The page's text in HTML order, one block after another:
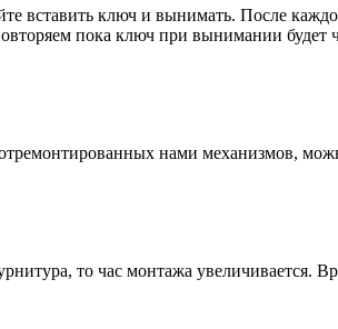
вставить ключ и вынимать. После
пока ключ при вынимании
нами механизмов,
то час монтажа увеличивается.